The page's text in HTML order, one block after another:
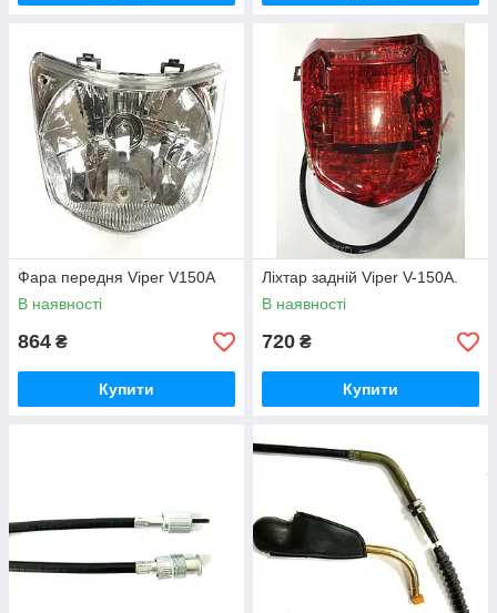
Фара передня Viper V150A
В наявності
864 ₴
Купити
Ліхтар задній Viper V-150A.
В наявності
720 ₴
Купити